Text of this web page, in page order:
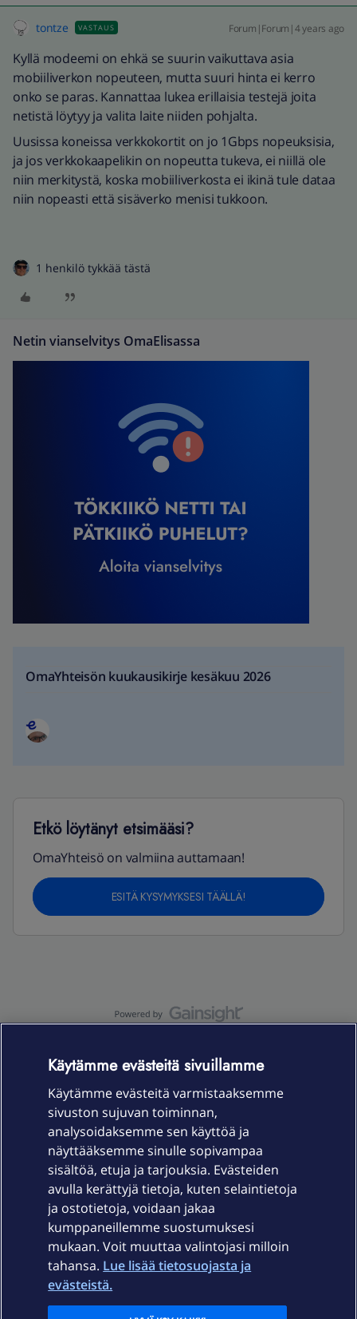
tontze VASTAUS Forum|Forum|4 years ago
Kyllä modeemi on ehkä se suurin vaikuttava asia
mobiiliverkon nopeuteen, mutta suuri hinta ei kerro
onko se paras. Kannattaa lukea erillaisia testejä joita
netistä löytyy ja valita laite niiden pohjalta.
Uusissa koneissa verkkokortit on jo 1Gbps nopeuksisia,
ja jos verkkokaapelikin on nopeutta tukeva, ei niillä ole
niin merkitystä, koska mobiiliverkosta ei ikinä tule dataa
niin nopeasti että sisäverko menisi tukkoon.
1 henkilö tykkää tästä
Netin vianselvitys OmaElisassa
OmaYhteisön kuukausikirje kesäkuu 2026
Etkö löytänyt etsimääsi?
OmaYhteisö on valmiina auttamaan!
ESITÄ KYSYMYKSESI TÄÄLLÄ!
Laitteet & liittymät
Palvelut
Ajankohtaista
Elisa Oyj
Käytämme evästeitä sivuillamme
Käytämme evästeitä varmistaaksemme
sivuston sujuvan toiminnan,
analysoidaksemme sen käyttöä ja
näyttääksemme sinulle sopivampaa
sisältöä, etuja ja tarjouksia. Evästeiden
avulla kerättyjä tietoja, kuten selaintietoja
ja ostotietoja, voidaan jakaa
kumppaneillemme suostumuksesi
mukaan. Voit muuttaa valintojasi milloin
tahansa. Lue lisää tietosuojasta ja
evästeistä.